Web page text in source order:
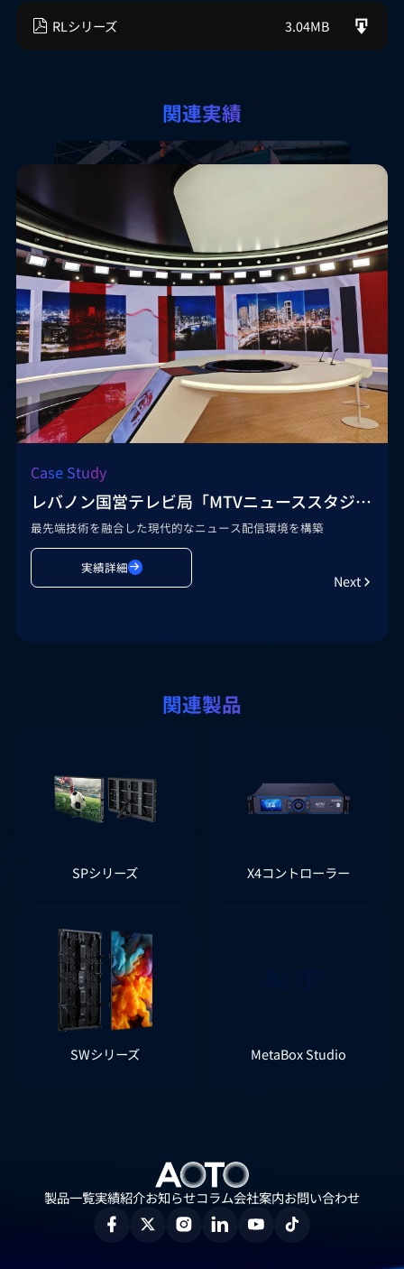
RLシリーズ 3.04MB
関連実績
Case Study
レバノン国営テレビ局「MTVニューススタジオ」
最先端技術を融合した現代的なニュース配信環境を構築
実績詳細
Next
Case Study
韓国京畿道XON Studios
Dexter Studiosは2021年、初の開設したバーチャルスタジオで
す。
実績詳細
関連製品
SPシリーズ X4コントローラー
SWシリーズ MetaBox Studio
製品一覧実績紹介お知らせコラム会社案内お問い合わせ